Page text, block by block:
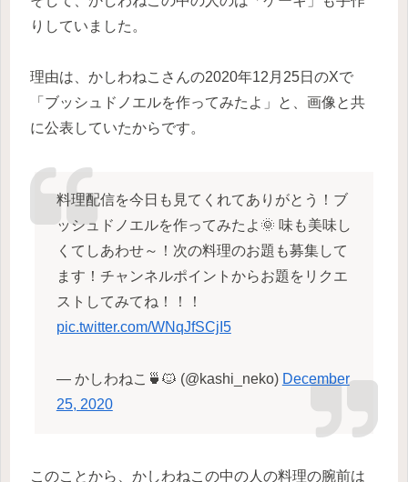
りしていました。
理由は、かしわねこさんの2020年12月25日のXで
「ブッシュドノエルを作ってみたよ」と、画像と共
に公表していたからです。
料理配信を今日も見てくれてありがとう！ブ
ッシュドノエルを作ってみたよ🌞 味も美味し
くてしあわせ～！次の料理のお題も募集して
ます！チャンネルポイントからお題をリクエ
ストしてみてね！！！
pic.twitter.com/WNqJfSCjI5
— かしわねこ🍵🐱 (@kashi_neko) December
25, 2020
このことから、かしわねこの中の人の料理の腕前は